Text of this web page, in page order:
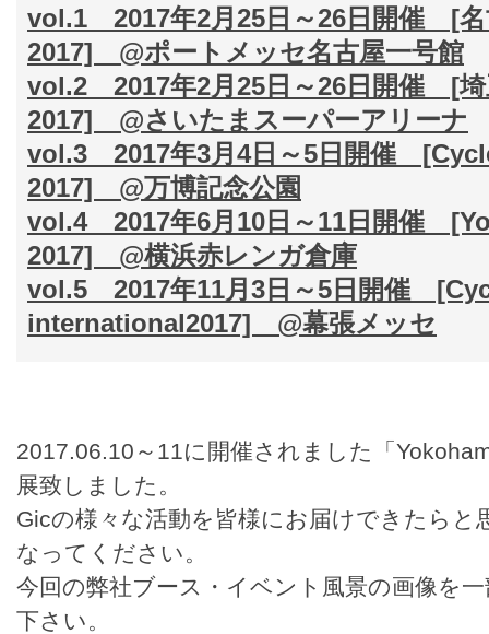
vol.1 2017年2月25日～26日開催 [名
2017] @ポートメッセ名古屋一号館
vol.2 2017年2月25日～26日開催 [埼
2017] @さいたまスーパーアリーナ
vol.3 2017年3月4日～5日開催
2017] @万博記念公園
vol.4 2017年6月10日～11日開催
2017] @横浜赤レンガ倉庫
vol.5 2017年11月3日～5日開催
international2017] @幕張メッセ
2017.06.10～11に開催されました「
展致しました。
Gicの様々な活動を皆様にお届けできたらと
なってください。
今回の弊社ブース・イベント風景の画像を
下さい。